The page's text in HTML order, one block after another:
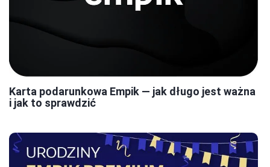
Karta podarunkowa Empik — jak długo jest ważna
i jak to sprawdzić